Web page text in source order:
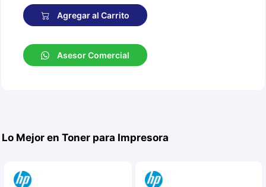
Agregar al Carrito
Asesor Comercial
Lo Mejor en Toner para Impresora